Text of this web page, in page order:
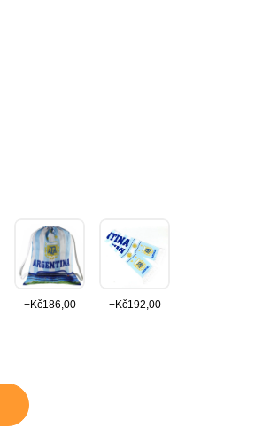
+Kč186,00 +Kč192,00